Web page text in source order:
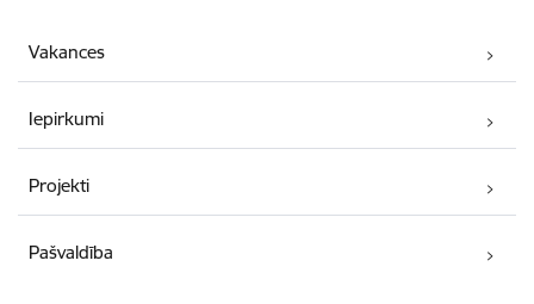
Vakances
Iepirkumi
Projekti
Pašvaldība